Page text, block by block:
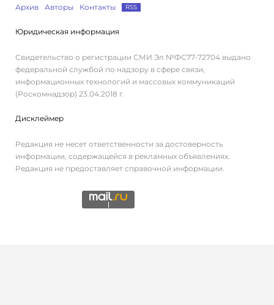
Архив
Авторы Контакты RSS
Юридическая информация
Свидетельство о регистрации СМИ Эл №ФС77-72704 выдано
федеральной службой по надзору в сфере связи,
информационных технологий и массовых коммуникаций
(Роскомнадзор) 23.04.2018 г.
Дисклеймер
Редакция не несет ответственности за достоверность
информации, содержащейся в рекламных объявлениях.
Редакция не предоставляет справочной информации.